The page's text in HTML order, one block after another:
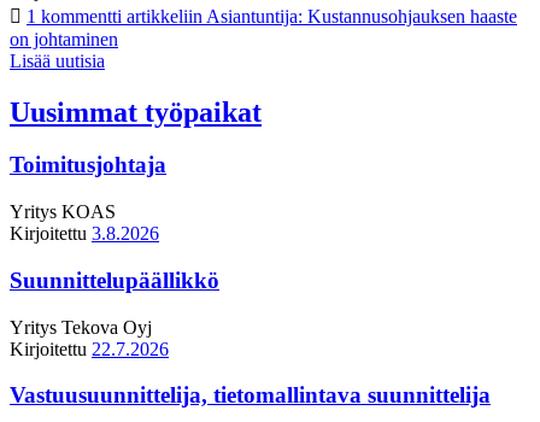
1 kommentti artikkeliin Asiantuntija: Kustannusohjauksen haaste
on johtaminen
Lisää uutisia
Uusimmat työpaikat
Toimitusjohtaja
Yritys KOAS
Kirjoitettu 3.8.2026
Suunnittelupäällikkö
Yritys Tekova Oyj
Kirjoitettu 22.7.2026
Vastuusuunnittelija, tietomallintava suunnittelija